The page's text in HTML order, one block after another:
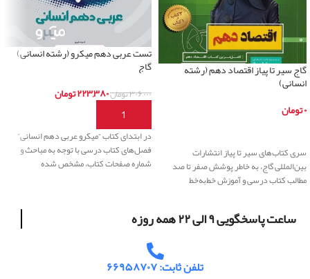
گاج سیر تا پیاز اقتصاد دهم (رشته
انسانی)
۰تومان
سری کتاب‌های سیر تا پیاز انتشارات
بین‌المللی گاج، به خاطر پوشش صفر تا صد
مطالب کتاب درسی و آموزش خط‌‌به‌خط
تست عربی دهم میکرو (رشته انسانی)
گاج
۳۰۶,۰۰۰تومان۲۲۳,۳۸۰تومان
افزودن به سبد خرید
در ابتدای کتاب “میکرو عربی دهم انسانی”
فصل‌های کتاب درسی با توجه به مباحث و
شماره صفحات کتاب، مشخص شده
ساعت پاسخگویی ۹ الی ۲۲ همه روزه
تلفن ثابت: ۶۶۹۵۸۷۰۷